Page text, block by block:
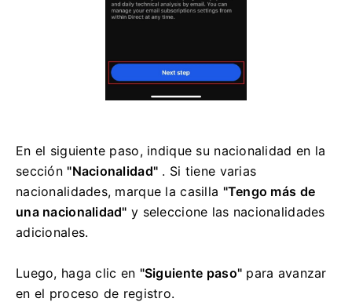
En el siguiente paso, indique su nacionalidad en la
sección "Nacionalidad" . Si tiene varias
nacionalidades, marque la casilla "Tengo más de
una nacionalidad" y seleccione las nacionalidades
adicionales.
Luego, haga clic en "Siguiente paso" para avanzar
en el proceso de registro.